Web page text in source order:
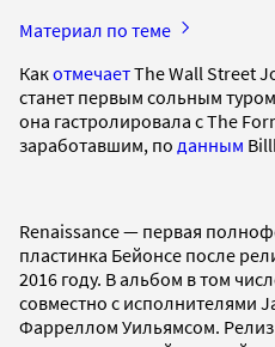
Материал по теме
КакотмечаетThe Wall Street
станет первым сольным
она гастролировала с The
заработавшим, по данным
Renaissance — первая
пластинка Бейонсе после
2016 году. В альбом в том
совместно с исполнителями
Фарреллом Уильямсом. Релиз